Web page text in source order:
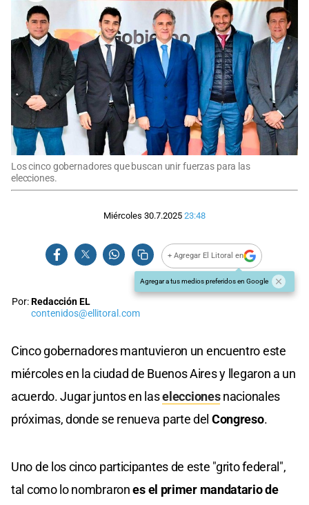
Los cinco gobernadores que buscan unir fuerzas para las
elecciones.
Miércoles 30.7.2025 23:48
+ Agregar El Litoral en
Agregar a tus medios preferidos en Google
Por:Redacción EL
contenidos@ellitoral.com
Cinco gobernadores mantuvieron un encuentro este
miércoles en la ciudad de Buenos Aires y llegaron a un
acuerdo. Jugar juntos en laseleccionesnacionales
próximas, donde se renueva parte del Congreso.
Uno de los cinco participantes de este "grito federal",
tal como lo nombrarones el primer mandatario de